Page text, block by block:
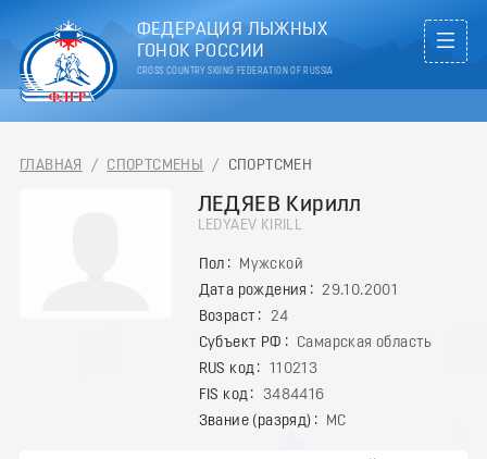
ФЕДЕРАЦИЯ ЛЫЖНЫХ
ГОНОК РОССИИ
CROSS COUNTRY SKIING FEDERATION OF RUSSIA
ГЛАВНАЯ / СПОРТСМЕНЫ / СПОРТСМЕН
ЛЕДЯЕВ Кирилл
LEDYAEV KIRILL
Пол
Мужской
Дата рождения
29.10.2001
Возраст
24
Субъект РФ
Самарская область
RUS код
110213
FIS код
3484416
Звание (разряд)
МС